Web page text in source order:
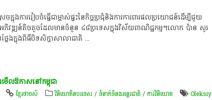
ច​ក្នុង​ការ​រៀបចំ​ធ្វើ​ជា​ម្ចាស់​ផ្ទះ​នៃ​កិច្ច​ប្រជុំនិង​ការ​ការពារ​ផល​ប្រយោជន៍​ដើម្បី​ជួយ​
វឌ្ឍន៍​តិច​តួច​ដែល​មាន​ចំនួន ៤៨​ប្រទេស​ក្នុង​វិស័យ​ពាណិជ្ជកម្ម។​​​​លោក ប៉ាន សូរ
ថ្លែង​ក្នុង​ពិធី​បិទ​សិក្ខាសាលា​ជាតិ ...
ើលឱកាសនៅកម្ពុជា
ខ្មែរថាមស៍ វិនិយោគិនបរទេស/ទំនាក់ទំនងអន្តរជាតិ/ការវិនិយោគ
Oleksiy